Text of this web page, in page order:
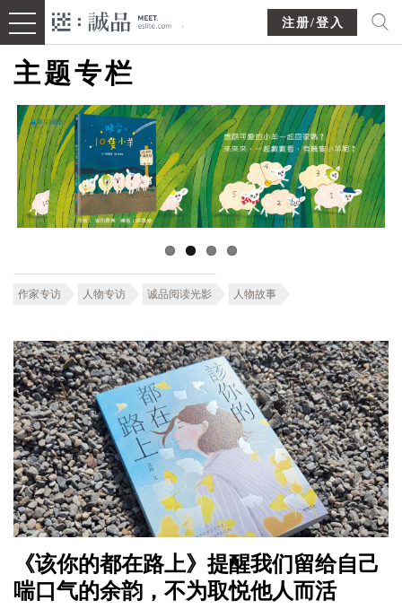
注册/登入
主题专栏
作家专访 人物专访 诚品阅读光影 人物故事
《该你的都在路上》提醒我们留给自己
喘口气的余韵，不为取悦他人而活